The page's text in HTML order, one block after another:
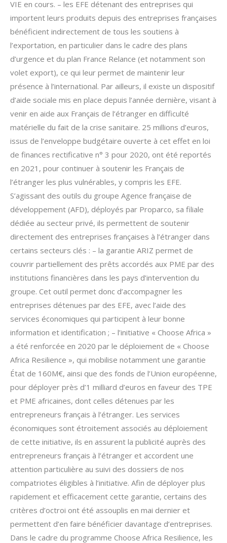
VIE en cours. – les EFE détenant des entreprises qui
importent leurs produits depuis des entreprises françaises
bénéficient indirectement de tous les soutiens à
l’exportation, en particulier dans le cadre des plans
d’urgence et du plan France Relance (et notamment son
volet export), ce qui leur permet de maintenir leur
présence à l’international. Par ailleurs, il existe un dispositif
d’aide sociale mis en place depuis l’année dernière, visant à
venir en aide aux Français de l’étranger en difficulté
matérielle du fait de la crise sanitaire. 25 millions d’euros,
issus de l’enveloppe budgétaire ouverte à cet effet en loi
de finances rectificative n° 3 pour 2020, ont été reportés
en 2021, pour continuer à soutenir les Français de
l’étranger les plus vulnérables, y compris les EFE.
S’agissant des outils du groupe Agence française de
développement (AFD), déployés par Proparco, sa filiale
dédiée au secteur privé, ils permettent de soutenir
directement des entreprises françaises à l’étranger dans
certains secteurs clés : – la garantie ARIZ permet de
couvrir partiellement des prêts accordés aux PME par des
institutions financières dans les pays d’intervention du
groupe. Cet outil permet donc d’accompagner les
entreprises détenues par des EFE, avec l’aide des
services économiques qui participent à leur bonne
information et identification ; – l’initiative « Choose Africa »
a été renforcée en 2020 par le déploiement de « Choose
Africa Resilience », qui mobilise notamment une garantie
État de 160M€, ainsi que des fonds de l’Union européenne,
pour déployer près d’1 milliard d’euros en faveur des TPE
et PME africaines, dont celles détenues par les
entrepreneurs français à l’étranger. Les services
économiques sont étroitement associés au déploiement
de cette initiative, ils en assurent la publicité auprès des
entrepreneurs français à l’étranger et accordent une
attention particulière au suivi des dossiers de nos
compatriotes éligibles à l’initiative. Afin de déployer plus
rapidement et efficacement cette garantie, certains des
critères d’octroi ont été assouplis en mai dernier et
permettent d’en faire bénéficier davantage d’entreprises.
Dans le cadre du programme Choose Africa Resilience, les